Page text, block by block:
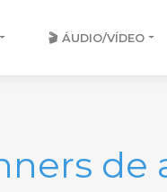
🎬 ÁUDIO/VÍDEO
de